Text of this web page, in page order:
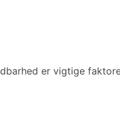
er vigtige